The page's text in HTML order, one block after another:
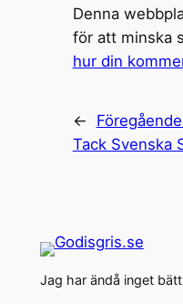
Denna
för att minska
hur din
←
Tack Svenska
Jag har ändå inget